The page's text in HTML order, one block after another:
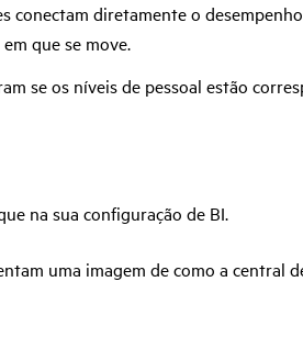
conectam diretamente o
que se move.
se os níveis de pessoal estão
na sua configuração de BI.
uma imagem de como a central